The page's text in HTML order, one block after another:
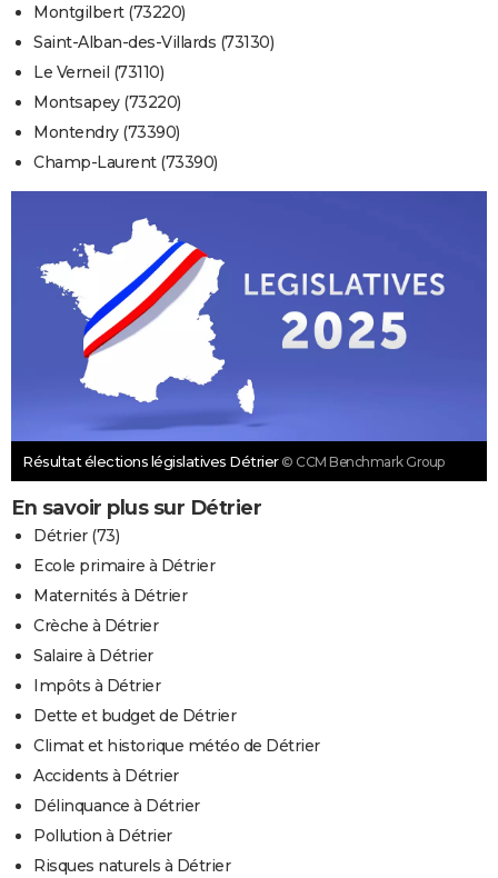
Montgilbert (73220)
Saint-Alban-des-Villards (73130)
Le Verneil (73110)
Montsapey (73220)
Montendry (73390)
Champ-Laurent (73390)
Résultat élections législatives Détrier © CCM Benchmark Group
En savoir plus sur Détrier
Détrier (73)
Ecole primaire à Détrier
Maternités à Détrier
Crèche à Détrier
Salaire à Détrier
Impôts à Détrier
Dette et budget de Détrier
Climat et historique météo de Détrier
Accidents à Détrier
Délinquance à Détrier
Pollution à Détrier
Risques naturels à Détrier